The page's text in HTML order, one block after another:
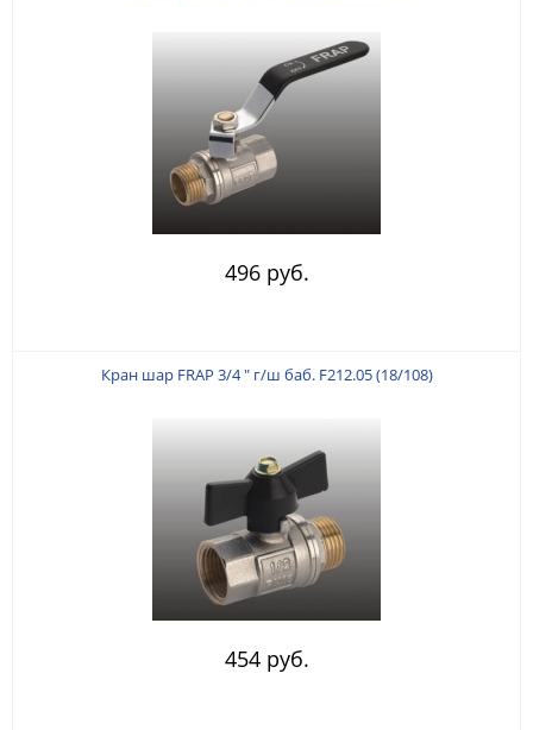
496 руб.
Кран шар FRAP 3/4 " г/ш баб. F212.05 (18/108)
454 руб.